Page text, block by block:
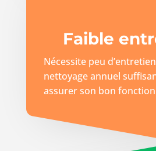
Faible
Nécessite peu
nettoyage annuel
assurer son bon